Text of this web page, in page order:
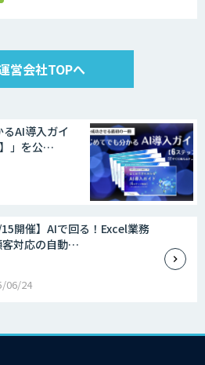
営会社TOPへ
るAI導入ガイ
」を公…
15開催】AIで回る！Excel業務
客対応の自動…
06/24